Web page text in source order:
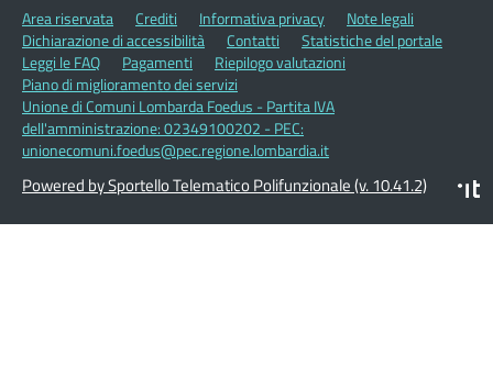
Area riservata Crediti Informativa privacy
Note legali
Dichiarazione di accessibilità
Contatti
Statistiche del portale
Leggi le FAQ
Pagamenti
Riepilogo valutazioni
Piano di miglioramento dei servizi
Unione di Comuni Lombarda Foedus - Partita IVA
dell'amministrazione: 02349100202 - PEC:
unionecomuni.foedus@pec.regione.lombardia.it
Powered by Sportello Telematico Polifunzionale (v. 10.41.2)